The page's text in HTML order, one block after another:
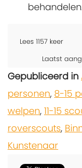
Lees 1157 keer
Laatst
Gepubliceerd in
personen, 8-15
welpen, 11-15
roverscouts,
Kunstenaar